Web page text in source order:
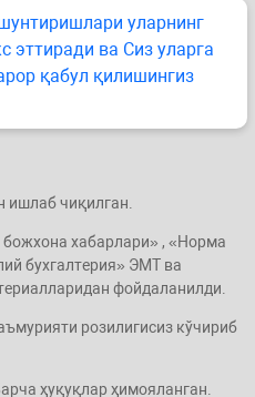
уларнинг
эттиради ва Сиз уларга
қабул қилишингиз
чиқилган.
хабарлари» , «Норма
бухгалтерия» ЭМТ ва
фойдаланилди.
розилигисиз кўчириб
ҳуқуқлар ҳимояланган.